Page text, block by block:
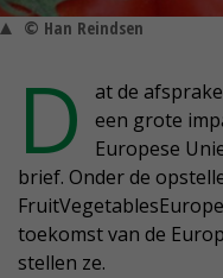
© Han Reindsen
D
at de
een grote
Europese
brief. Onder de
toekomst van de
stellen ze.